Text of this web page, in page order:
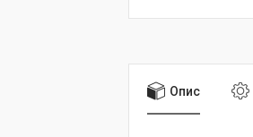
Опис